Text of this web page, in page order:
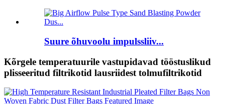
Suure õhuvoolu impulssliiv...
Kõrgele temperatuurile vastupidavad tööstuslikud
plisseeritud filtrikotid lausriidest tolmufiltrikotid